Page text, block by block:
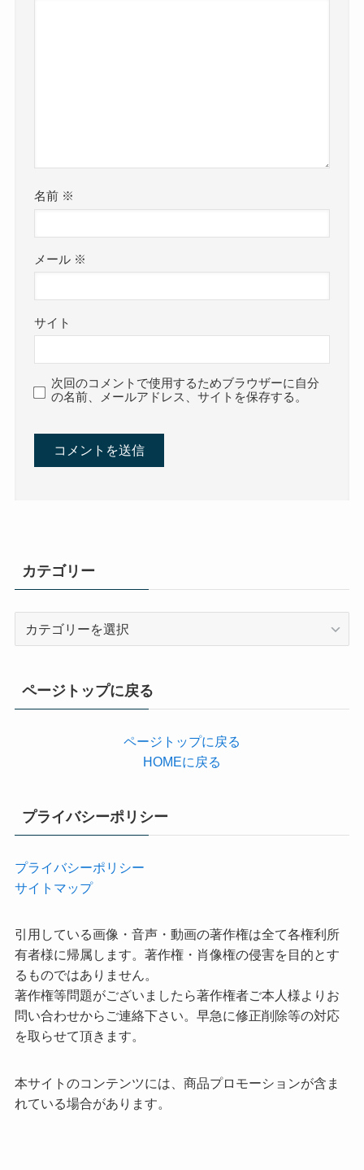
名前 ※
メール ※
サイト
次回のコメントで使用するためブラウザーに自分
の名前、メールアドレス、サイトを保存する。
カテゴリー
ページトップに戻る
ページトップに戻る
HOMEに戻る
プライバシーポリシー
プライバシーポリシー
サイトマップ
引用している画像・音声・動画の著作権は全て各権利所
有者様に帰属します。著作権・肖像権の侵害を目的とす
るものではありません。
著作権等問題がございましたら著作権者ご本人様よりお
問い合わせからご連絡下さい。早急に修正削除等の対応
を取らせて頂きます。
本サイトのコンテンツには、商品プロモーションが含ま
れている場合があります。